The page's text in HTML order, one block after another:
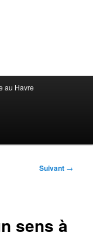
au Havre
Suivant →
sens à